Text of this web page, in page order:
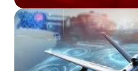
Des mesures de
détecter et identifier les